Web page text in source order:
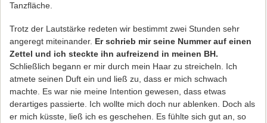
Tanzfläche.
Trotz der Lautstärke redeten wir bestimmt zwei Stunden sehr
angeregt miteinander. Er schrieb mir seine Nummer auf einen
Zettel und ich steckte ihn aufreizend in meinen BH.
Schließlich begann er mir durch mein Haar zu streicheln. Ich
atmete seinen Duft ein und ließ zu, dass er mich schwach
machte. Es war nie meine Intention gewesen, dass etwas
derartiges passierte. Ich wollte mich doch nur ablenken. Doch als
er mich küsste, ließ ich es geschehen. Es fühlte sich gut an, so